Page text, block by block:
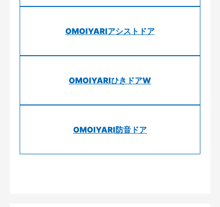
OMOIYARIアシストドア
OMOIYARIひきドアW
OMOIYARI防音ドア